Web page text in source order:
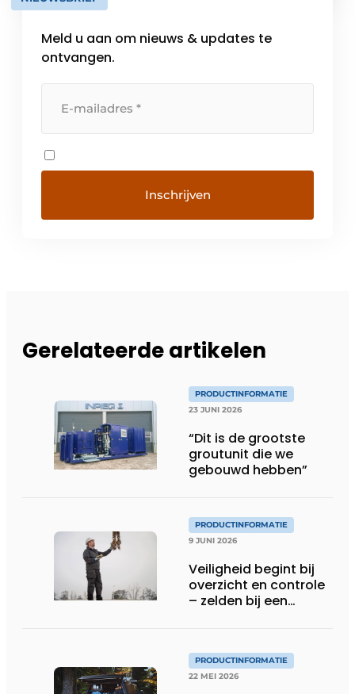
Meld u aan om nieuws & updates te
ontvangen.
Gerelateerde artikelen
PRODUCTINFORMATIE
23 JUNI 2026
“Dit is de grootste
groutunit die we
gebouwd hebben”
PRODUCTINFORMATIE
9 JUNI 2026
Veiligheid begint bij
overzicht en controle
– zelden bij een
PRODUCTINFORMATIE
22 MEI 2026